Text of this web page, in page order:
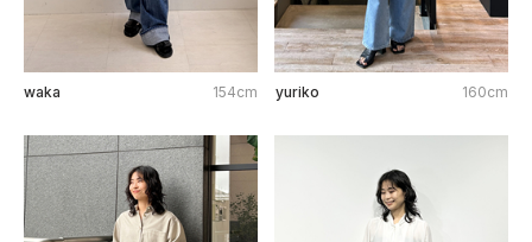
waka 154cm yuriko 160cm